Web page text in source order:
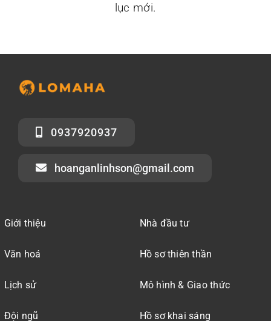
lục mới.
0937920937
hoanganlinhson@gmail.com
Giới thiệu
Văn hoá
Lịch sử
Đội ngũ
Nhà đầu tư
Hồ sơ thiên thần
Mô hình & Giao thức
Hồ sơ khai sáng